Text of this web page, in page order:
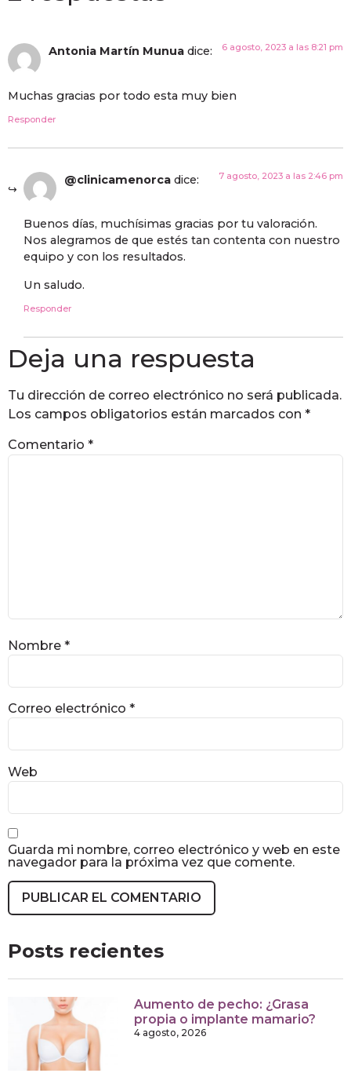
Antonia Martín Munua dice: 6 agosto, 2023 a las 8:21 pm
Muchas gracias por todo esta muy bien
Responder
@clinicamenorca dice: 7 agosto, 2023 a las 2:46 pm
Buenos días, muchísimas gracias por tu valoración.
Nos alegramos de que estés tan contenta con nuestro
equipo y con los resultados.
Un saludo.
Responder
Deja una respuesta
Tu dirección de correo electrónico no será publicada.
Los campos obligatorios están marcados con *
Comentario *
Nombre *
Correo electrónico *
Web
Guarda mi nombre, correo electrónico y web en este
navegador para la próxima vez que comente.
Posts recientes
Aumento de pecho: ¿Grasa
propia o implante mamario?
4 agosto, 2026